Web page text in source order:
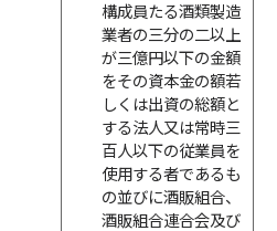
構成員たる酒類製造
業者の三分の二以上
が三億円以下の金額
をその資本金の額若
しくは出資の総額と
する法人又は常時三
百人以下の従業員を
使用する者であるも
の並びに酒販組合、
酒販組合連合会及び